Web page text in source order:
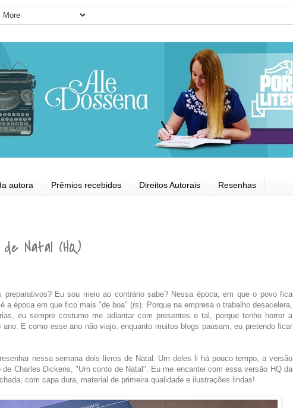
autora Prêmios recebidos Direitos Autorais Resenhas
Natal (HQ)
preparativos? Eu sou meio ao contrário sabe? Nessa época, em que o povo fica
a época em que fico mais "de boa" (rs). Porque na empresa o trabalho desacelera,
eu sempre costumo me adiantar com presentes e tal, porque tenho horror a
E como esse ano não viajo, enquanto muitos blogs pausam, eu pretendo ficar
nessa semana dois livros de Natal. Um deles li há pouco tempo, a versão
Charles Dickens, "Um conto de Natal". Eu me encantei com essa versão HQ da
com capa dura, material de primeira qualidade e ilustrações lindas!